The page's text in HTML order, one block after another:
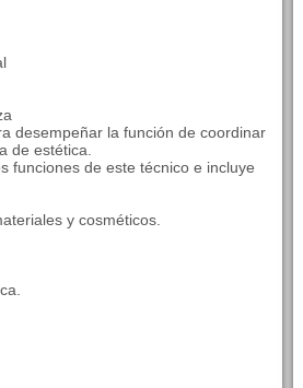
desempeñar la función de coordinar
de estética.
funciones de este técnico e incluye
y cosméticos.